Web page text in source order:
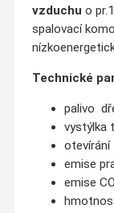
vzduchu o
spalovací
Technické
palivo
vystýlka
emise
emise